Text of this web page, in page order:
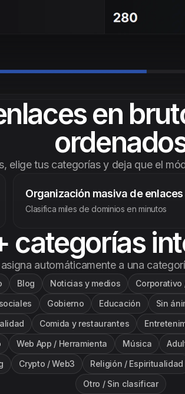
en
elige tus categorías y deja que el
Organización masiva de enlaces
Clasifica miles de dominios en minutos
categorías
automáticamente a una
Blog Noticias y medios Corporativo
Gobierno Educación Sin
Comida y restaurantes
Web App / Herramienta Música
Crypto / Web3 Religión / Espiritualidad
Otro / Sin clasificar